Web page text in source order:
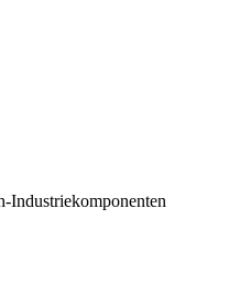
Industriekomponenten